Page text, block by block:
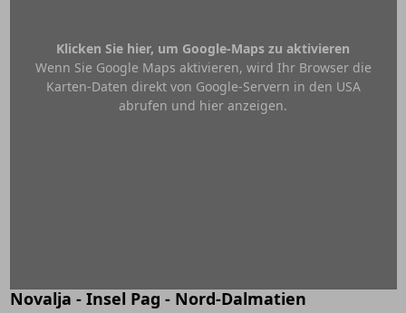
Klicken Sie hier, um Google-Maps zu aktivieren
Wenn Sie Google Maps aktivieren, wird Ihr Browser die
Karten-Daten direkt von Google-Servern in den USA
abrufen und hier anzeigen.
Novalja - Insel Pag - Nord-Dalmatien